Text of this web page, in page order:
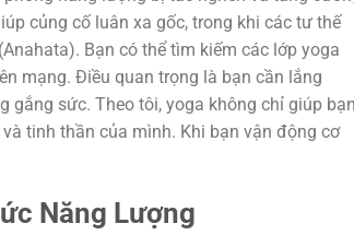
củng cố luân xa gốc, trong khi các tư thế
Bạn có thể tìm kiếm các lớp yoga
mạng. Điều quan trọng là bạn cần lắng
gắng sức. Theo tôi, yoga không chỉ giúp bạn
tinh thần của mình. Khi bạn vận động cơ
Năng Lượng